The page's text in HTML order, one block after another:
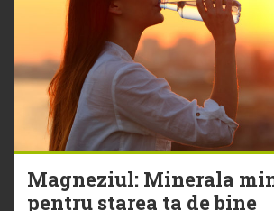
Magneziul: Minerala
pentru starea ta de bine